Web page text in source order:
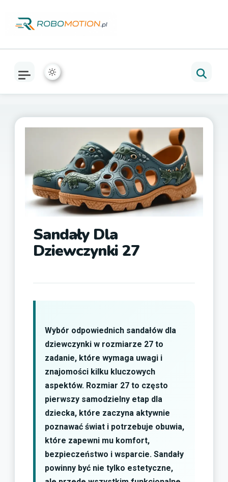
Sandały Dla
Dziewczynki 27
Wybór odpowiednich sandałów dla
dziewczynki w rozmiarze 27 to
zadanie, które wymaga uwagi i
znajomości kilku kluczowych
aspektów. Rozmiar 27 to często
pierwszy samodzielny etap dla
dziecka, które zaczyna aktywnie
poznawać świat i potrzebuje obuwia,
które zapewni mu komfort,
bezpieczeństwo i wsparcie. Sandały
powinny być nie tylko estetyczne,